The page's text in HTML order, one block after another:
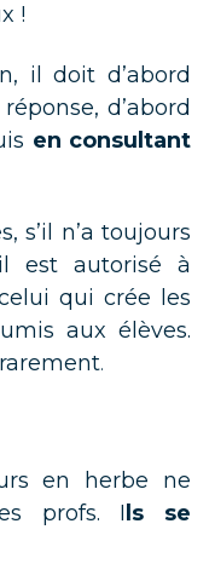
!
il doit d’abord
réponse, d’abord
en consultant
s’il n’a toujours
est autorisé à
qui crée les
aux élèves.
.
en herbe ne
profs. I ls se